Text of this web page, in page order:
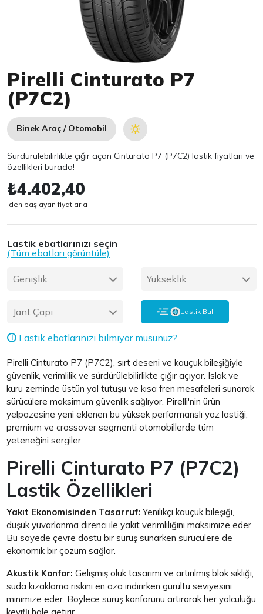
Pirelli Cinturato P7
(P7C2)
Binek Araç / Otomobil
Sürdürülebilirlikte çığır açan Cinturato P7 (P7C2) lastik fiyatları ve
özellikleri burada!
₺4.402,40
'den başlayan fiyatlarla
Lastik ebatlarınızı seçin
(Tüm ebatları görüntüle)
Genişlik Yükseklik
Jant Çapı Lastik Bul
i Lastik ebatlarınızı bilmiyor musunuz?
Pirelli Cinturato P7 (P7C2), sırt deseni ve kauçuk bileşiğiyle
güvenlik, verimlilik ve sürdürülebilirlikte çığır açıyor. Islak ve
kuru zeminde üstün yol tutuşu ve kısa fren mesafeleri sunarak
sürücülere maksimum güvenlik sağlıyor. Pirelli'nin ürün
yelpazesine yeni eklenen bu yüksek performanslı yaz lastiği,
premium ve crossover segmenti otomobillerde tüm
yeteneğini sergiler.
Pirelli Cinturato P7 (P7C2)
Lastik Özellikleri
Yakıt Ekonomisinden Tasarruf:Yenilikçi kauçuk bileşiği,
düşük yuvarlanma direnci ile yakıt verimliliğini maksimize eder.
Bu sayede çevre dostu bir sürüş sunarken sürücülere de
ekonomik bir çözüm sağlar.
Akustik Konfor: Gelişmiş oluk tasarımı ve artırılmış blok sıklığı,
suda kızaklama riskini en aza indirirken gürültü seviyesini
minimize eder. Böylece sürüş konforunu artırarak her yolculuğu